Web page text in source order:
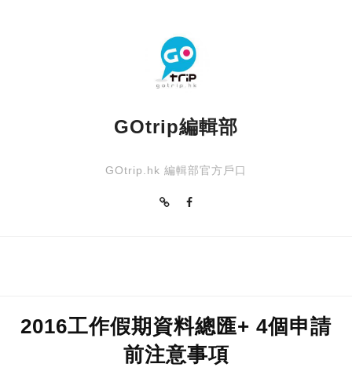
GOtrip編輯部
GOtrip.hk 編輯部官方戶口
2016工作假期資料總匯+ 4個申請
前注意事項